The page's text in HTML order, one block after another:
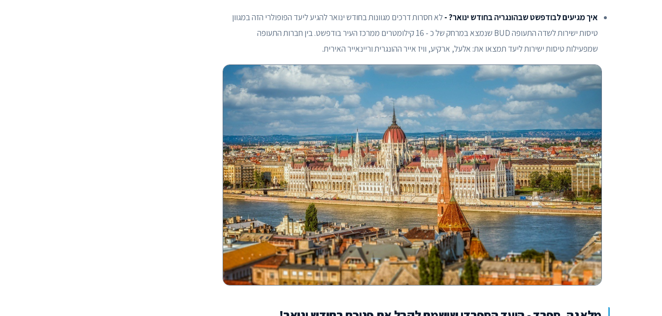
איך מגיעים לבודפשט שבהונגריה בחודש ינואר? -לא חסרות דרכים מגוונות בחודש ינואר להגיע ליעד הפופולרי הזה במגוון
טיסות ישירות לשדה התעופה BUD שנמצא במרחק של כ - 16 קילומטרים ממרכז העיר בודפשט. בין חברות התעופה
שמפעילות טיסות ישירות ליעד תמצאו את: אלעל, ארקיע, וויז אייר ההונגרית וריינאייר האירית.